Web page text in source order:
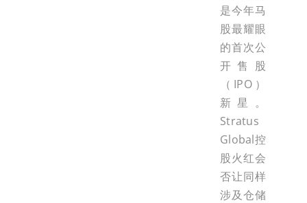
是今年马
股最耀眼
的首次公
开售股
（IPO）
新星。
Stratus
Global控
股火红会
否让同样
涉及仓储